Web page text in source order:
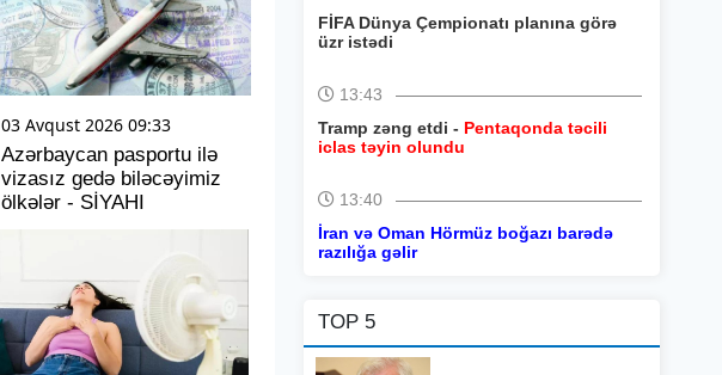
03 Avqust 2026 09:33
Azərbaycan pasportu ilə
vizasız gedə biləcəyimiz
ölkələr - SİYAHI
FİFA Dünya Çempionatı planına görə
üzr istədi
13:43
Tramp zəng etdi - Pentaqonda təcili
iclas təyin olundu
13:40
İran və Oman Hörmüz boğazı barədə
razılığa gəlir
TOP 5